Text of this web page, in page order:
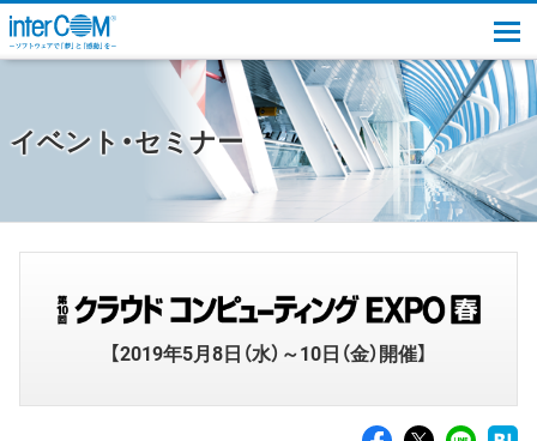
イベント・セミナー
【2019年5月8日（水）～10日（金）開催】